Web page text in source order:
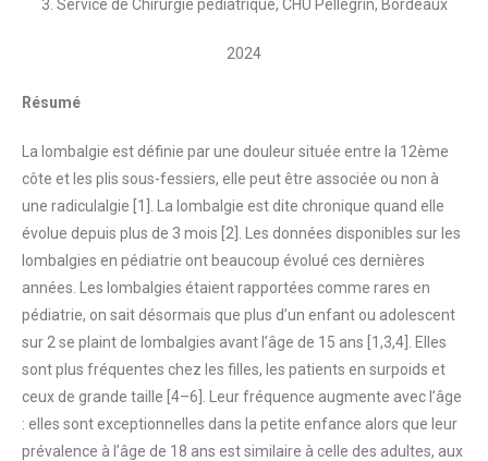
3. Service de Chirurgie pédiatrique, CHU Pellegrin, Bordeaux
2024
Résumé
La lombalgie est définie par une douleur située entre la 12ème
côte et les plis sous-fessiers, elle peut être associée ou non à
une radiculalgie [1]. La lombalgie est dite chronique quand elle
évolue depuis plus de 3 mois [2]. Les données disponibles sur les
lombalgies en pédiatrie ont beaucoup évolué ces dernières
années. Les lombalgies étaient rapportées comme rares en
pédiatrie, on sait désormais que plus d’un enfant ou adolescent
sur 2 se plaint de lombalgies avant l’âge de 15 ans [1,3,4]. Elles
sont plus fréquentes chez les filles, les patients en surpoids et
ceux de grande taille [4–6]. Leur fréquence augmente avec l’âge
: elles sont exceptionnelles dans la petite enfance alors que leur
prévalence à l’âge de 18 ans est similaire à celle des adultes, aux